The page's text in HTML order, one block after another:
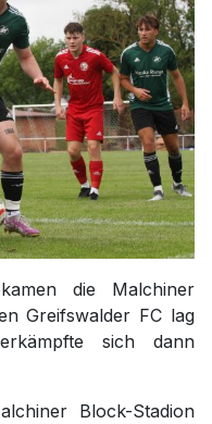
die Malchiner
Greifswalder FC lag
sich dann
Block-Stadion